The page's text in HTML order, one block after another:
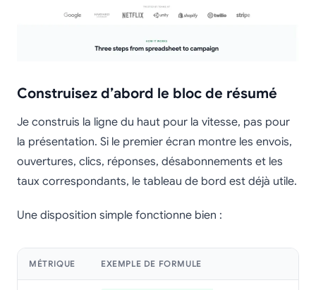
Construisez d’abord le bloc de résumé
Je construis la ligne du haut pour la vitesse, pas pour
la présentation. Si le premier écran montre les envois,
ouvertures, clics, réponses, désabonnements et les
taux correspondants, le tableau de bord est déjà utile.
Une disposition simple fonctionne bien :
MÉTRIQUE EXEMPLE DE FORMULE